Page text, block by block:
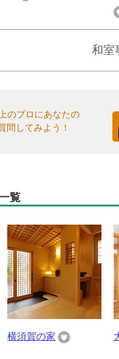
和室
のプロにあなたの
問してみよう！
覧
横須賀の家